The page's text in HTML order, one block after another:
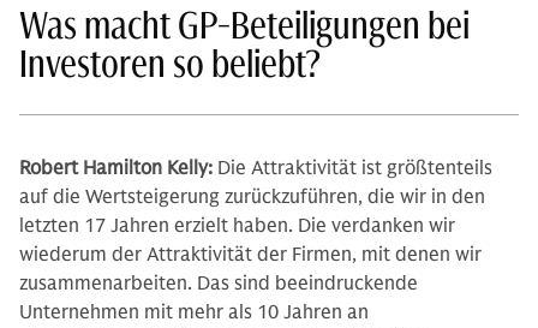
Was macht GP-Beteiligungen bei
Investoren so beliebt?
Robert Hamilton Kelly: Die Attraktivität ist größtenteils
auf die Wertsteigerung zurückzuführen, die wir in den
letzten 17 Jahren erzielt haben. Die verdanken wir
wiederum der Attraktivität der Firmen, mit denen wir
zusammenarbeiten. Das sind beeindruckende
Unternehmen mit mehr als 10 Jahren an